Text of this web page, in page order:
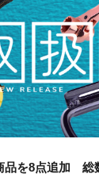
品を8点追加 総